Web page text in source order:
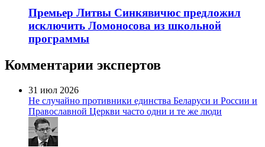
Премьер Литвы Синкявичюс предложил
исключить Ломоносова из школьной
программы
Комментарии экспертов
31 июл 2026
Не случайно противники единства Беларуси и России и
Православной Церкви часто одни и те же люди